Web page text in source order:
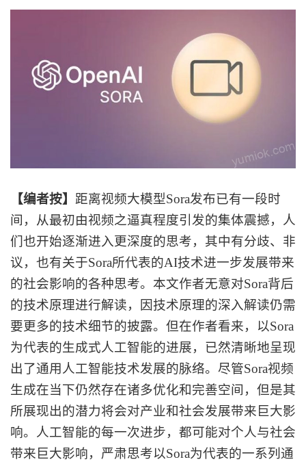
【编者按】 距离视频大模型Sora发布已有一段时
间，从最初由视频之逼真程度引发的集体震撼，人
们也开始逐渐进入更深度的思考，其中有分歧、非
议，也有关于Sora所代表的AI技术进一步发展带来
的社会影响的各种思考。本文作者无意对Sora背后
的技术原理进行解读，因技术原理的深入解读仍需
要更多的技术细节的披露。但在作者看来，以Sora
为代表的生成式人工智能的进展，已然清晰地呈现
出了通用人工智能技术发展的脉络。尽管Sora视频
生成在当下仍然存在诸多优化和完善空间，但是其
所展现出的潜力将会对产业和社会发展带来巨大影
响。人工智能的每一次进步，都可能对个人与社会
带来巨大影响，严肃思考以Sora为代表的一系列通